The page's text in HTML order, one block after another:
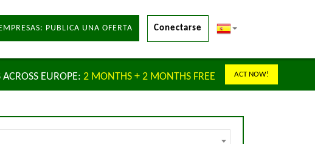
PUBLICA UNA OFERTA Conectarse
EUROPE: 2 MONTHS + 2 MONTHS FREE ACT NOW!